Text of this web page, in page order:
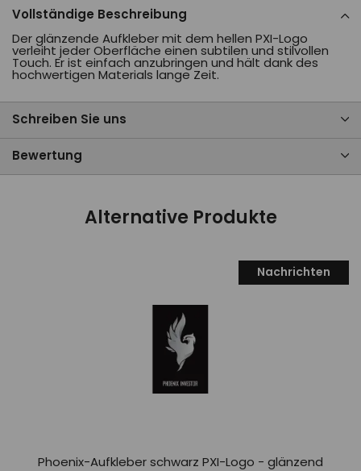
Vollständige Beschreibung
Der glänzende Aufkleber mit dem hellen PXI-Logo
verleiht jeder Oberfläche einen subtilen und stilvollen
Touch. Er ist einfach anzubringen und hält dank des
hochwertigen Materials lange Zeit.
Schreiben Sie uns
Bewertung
Alternative Produkte
Nachrichten
Phoenix-Aufkleber schwarz PXI-Logo - glänzend